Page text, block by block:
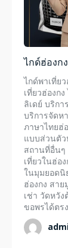
แพคเก็จ
ทัวร์ต่างป
ทัวร์ในปร
เรือดินเน
ภาพประทั
ติดต่อเรา
ไกด์ฮ่องก
ไกด์พาเที่ย
เที่ยวฮ่องก
ลิเดย์ บริกา
บริการจัดห
ภาษาไทยฮ่
แบบส่วนตัว
สถานที่อื่นๆ
เที่ยวในฮ่อ
ในมุมยอดนิ
ฮ่องกง สายมู เรามีไกด์ที่สอนวิธีไหว้พระที่ถูกต้องแนะนำวัดดัง
เช่า วัดหวั